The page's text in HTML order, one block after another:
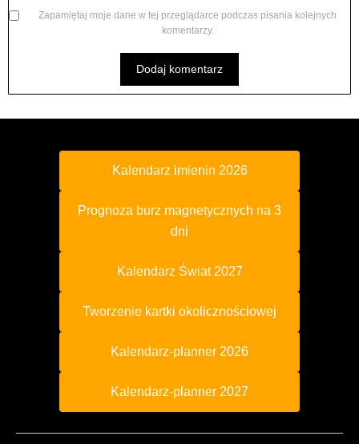
Zapamiętaj moje dane w tej przeglądarce podczas pisania kolejnych
komentarzy.
Kalendarz imienin 2026
Prognoza burz magnetycznych na 3
dni
Kalendarz Świat 2027
Tworzenie kartki okolicznościowej
Kalendarz-planner 2026
Kalendarz-planner 2027